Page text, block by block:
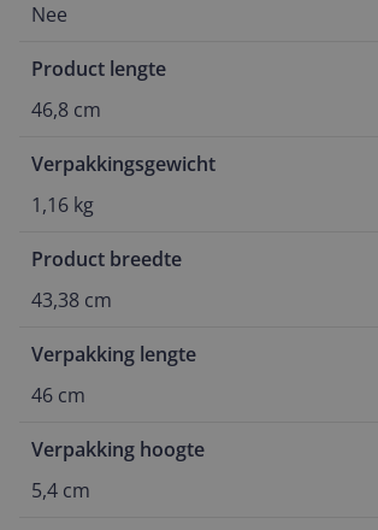
Nee
Product lengte
46,8 cm
Verpakkingsgewicht
1,16 kg
Product breedte
43,38 cm
Verpakking lengte
46 cm
Verpakking hoogte
5,4 cm